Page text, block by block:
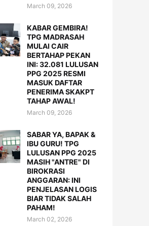
March 09, 2026
KABAR GEMBIRA!
TPG MADRASAH
MULAI CAIR
BERTAHAP PEKAN
INI: 32.081 LULUSAN
PPG 2025 RESMI
MASUK DAFTAR
PENERIMA SKAKPT
TAHAP AWAL!
March 09, 2026
SABAR YA, BAPAK &
IBU GURU! TPG
LULUSAN PPG 2025
MASIH "ANTRE" DI
BIROKRASI
ANGGARAN: INI
PENJELASAN LOGIS
BIAR TIDAK SALAH
PAHAM!
March 02, 2026